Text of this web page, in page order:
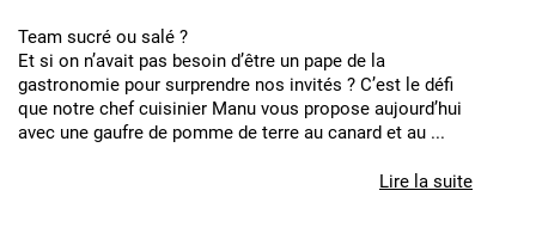
Team sucré ou salé ?
Et si on n’avait pas besoin d’être un pape de la
gastronomie pour surprendre nos invités ? C’est le défi
que notre chef cuisinier Manu vous propose aujourd’hui
avec une gaufre de pomme de terre au canard et au ...
Lire la suite